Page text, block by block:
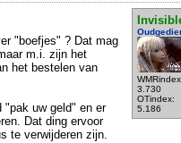
3.730
OTindex:
5.186
"boefjes" ? Dat mag
m.i. zijn het
het bestelen van
"pak uw geld" en er
Dat ding ervoor
te verwijderen zijn.